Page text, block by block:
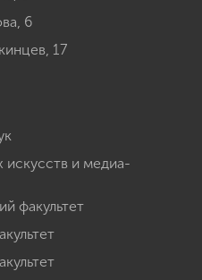
6
17
искусств и медиа-
факультет